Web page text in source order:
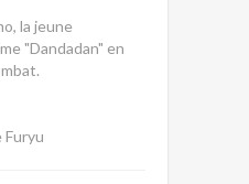
la jeune
"Dandadan" en
Furyu